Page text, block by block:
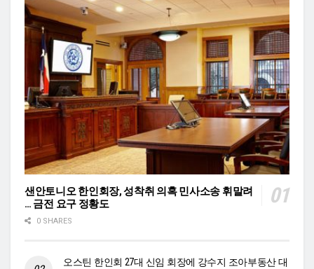
샌안토니오 한인회장, 성착취 의혹 민사소송 휘말려
… 금전 요구 정황도
0 SHARES
오스틴 한인회 27대 신임 회장에 강수지 조아부동산 대